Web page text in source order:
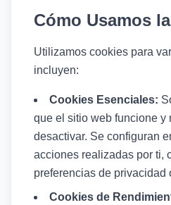
Cómo Usamos
Utilizamos cookies para
incluyen:
Cookies Esenciales:
que el sitio web funcione y
desactivar. Se configuran
acciones realizadas por ti,
preferencias de privacidad
Cookies de